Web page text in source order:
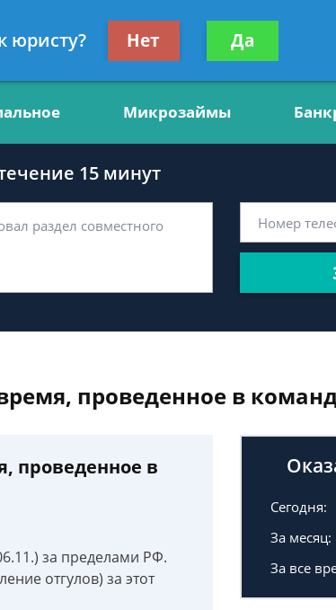
Получите консультацию
бесплатно
Микрозаймы
15 минут
проведенное в
проведенное в
за пределами РФ.
отгулов) за этот
Сегодня:
За месяц:
За все
юристу? Нет Да